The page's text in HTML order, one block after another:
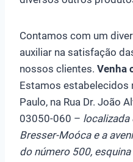
Contamos com um
auxiliar na satisfação
nossos clientes. Venha
Estamos estabelecidos
Paulo, na Rua Dr. João
03050-060 – localizada
Bresser-Moóca e a
do número 500,